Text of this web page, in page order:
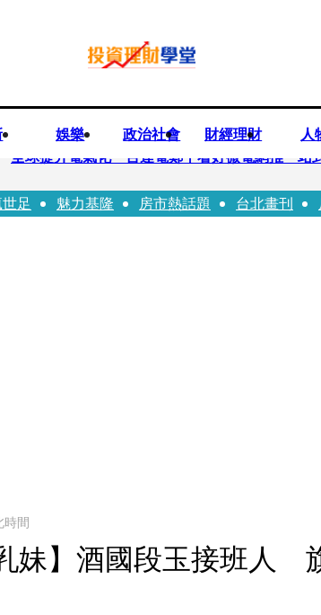
娛樂 政治社會 財經理財 人
全球提升電氣化 台達電鄭平看好微電網推一站
又要不副署？立院三讀藍白兒少未來帳戶 政院
足 魅力基隆 房市熱話題 台北畫刊
間
妹】酒國段玉接班人